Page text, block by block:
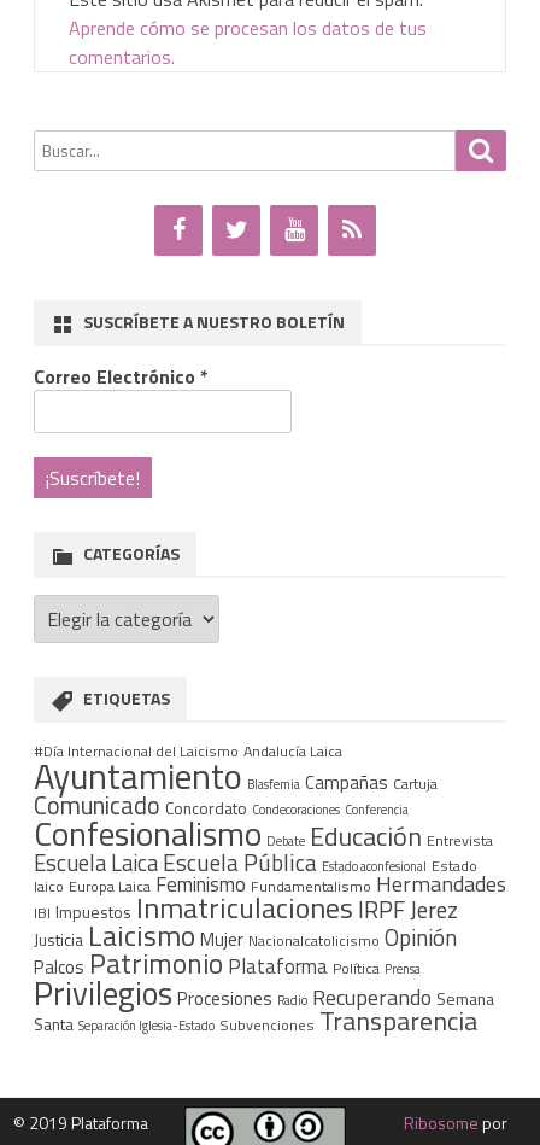
Aprende cómo se procesan los datos de tus
comentarios.
Buscar
por:
SUSCRÍBETE A NUESTRO BOLETÍN
Correo Electrónico *
CATEGORÍAS
Categorías
ETIQUETAS
#Día Internacional del Laicismo Andalucía Laica
Ayuntamiento Blasfemia Campañas Cartuja
Comunicado Concordato Condecoraciones Conferencia
Confesionalismo Debate Educación Entrevista
Escuela LaicaEscuela Pública Estado aconfesional Estado
laico Europa Laica Feminismo Fundamentalismo Hermandades
IBI Impuestos Inmatriculaciones IRPFJerez
Justicia Laicismo Mujer Nacionalcatolicismo Opinión
Palcos Patrimonio Plataforma Política Prensa
Privilegios Procesiones Radio Recuperando Semana
Santa Separación Iglesia-Estado Subvenciones Transparencia
© 2019 Plataforma
Ribosomepor